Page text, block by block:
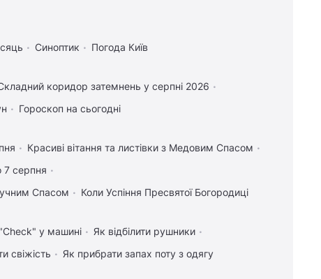
Синоптик Погода Київ
коридор затемнень у серпні 2026
Гороскоп на сьогодні
Красиві вітання та листівки з Медовим Спасом
7 серпня
Спасом Коли Успіння Пресвятої Богородиці
у машині
Як відбілити рушники
свіжість Як прибрати запах поту з одягу